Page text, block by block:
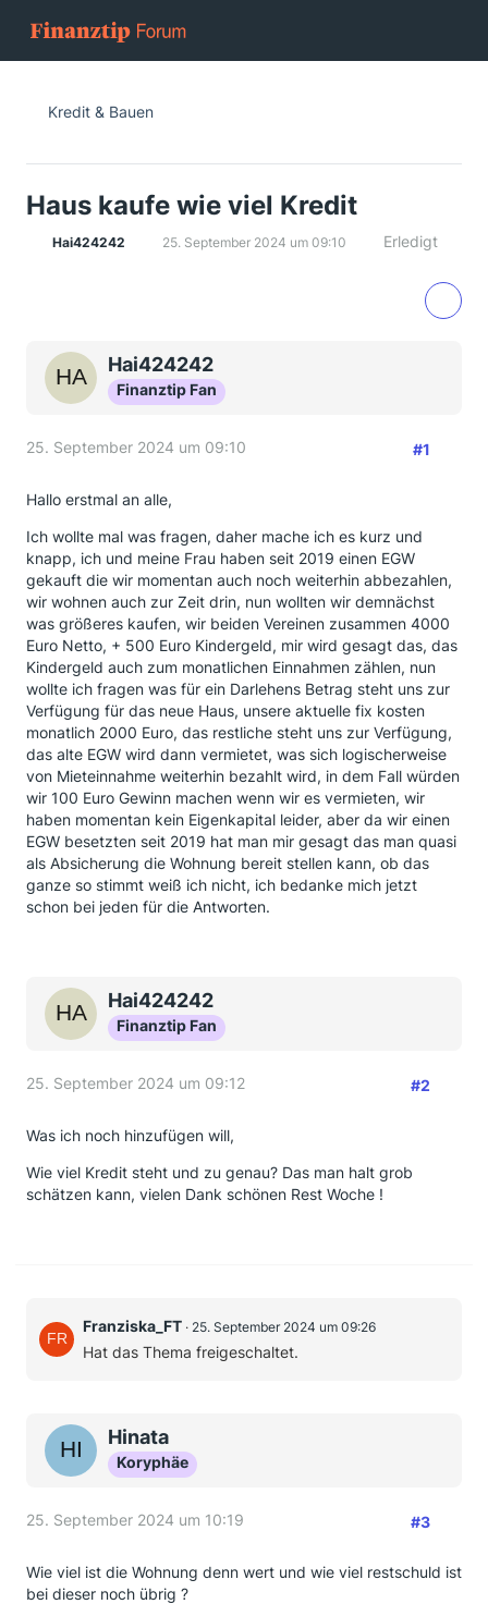
Kredit & Bauen
Haus kaufe wie viel Kredit
Hai424242 25. September 2024 um 09:10 Erledigt
Hai424242
Finanztip Fan
25. September 2024 um 09:10 #1
Hallo erstmal an alle,
Ich wollte mal was fragen, daher mache ich es kurz und
knapp, ich und meine Frau haben seit 2019 einen EGW
gekauft die wir momentan auch noch weiterhin abbezahlen,
wir wohnen auch zur Zeit drin, nun wollten wir demnächst
was größeres kaufen, wir beiden Vereinen zusammen 4000
Euro Netto, + 500 Euro Kindergeld, mir wird gesagt das, das
Kindergeld auch zum monatlichen Einnahmen zählen, nun
wollte ich fragen was für ein Darlehens Betrag steht uns zur
Verfügung für das neue Haus, unsere aktuelle fix kosten
monatlich 2000 Euro, das restliche steht uns zur Verfügung,
das alte EGW wird dann vermietet, was sich logischerweise
von Mieteinnahme weiterhin bezahlt wird, in dem Fall würden
wir 100 Euro Gewinn machen wenn wir es vermieten, wir
haben momentan kein Eigenkapital leider, aber da wir einen
EGW besetzten seit 2019 hat man mir gesagt das man quasi
als Absicherung die Wohnung bereit stellen kann, ob das
ganze so stimmt weiß ich nicht, ich bedanke mich jetzt
schon bei jeden für die Antworten.
Hai424242
Finanztip Fan
25. September 2024 um 09:12 #2
Was ich noch hinzufügen will,
Wie viel Kredit steht und zu genau? Das man halt grob
schätzen kann, vielen Dank schönen Rest Woche !
Franziska_FT 25. September 2024 um 09:26
Hat das Thema freigeschaltet.
Hinata
Koryphäe
25. September 2024 um 10:19 #3
Wie viel ist die Wohnung denn wert und wie viel restschuld ist
bei dieser noch übrig ?